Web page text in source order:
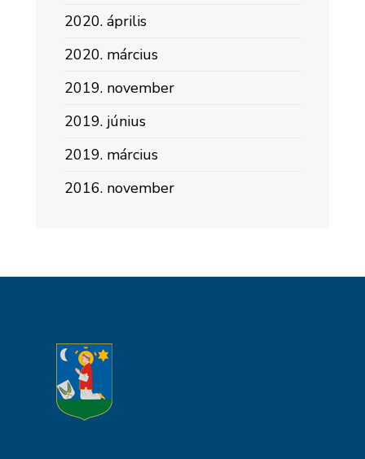
2020. április
2020. március
2019. november
2019. június
2019. március
2016. november